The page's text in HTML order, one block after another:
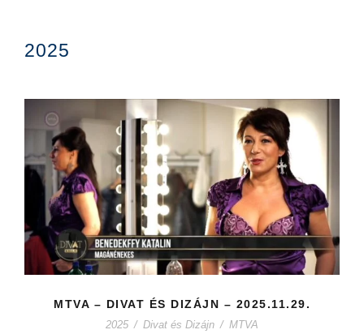
2025
MTVA – DIVAT ÉS DIZÁJN – 2025.11.29.
2025 / Divat és Dizájn / MTVA